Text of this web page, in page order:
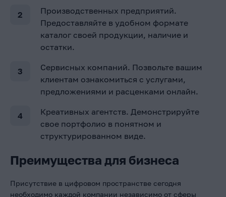
Производственных предприятий.
Предоставляйте в удобном формате
каталог своей продукции, наличие и
остатки.
Сервисных компаний. Позвольте вашим
клиентам ознакомиться с услугами,
предложениями и расценками онлайн.
Креативных агентств. Демонстрируйте
свое портфолио в понятном и
структурированном виде.
Преимущества для бизнеса
Присутствие в цифровом пространстве сегодня
необходимо каждой компании независимо от сферы